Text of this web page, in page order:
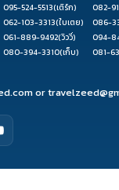
095-524-5513(เติร์ก) 082-
062-103-3313(ใบเตย) 086-
061-889-9492(วิววี่) 094-
080-394-3310(เก็บ) 081-
or